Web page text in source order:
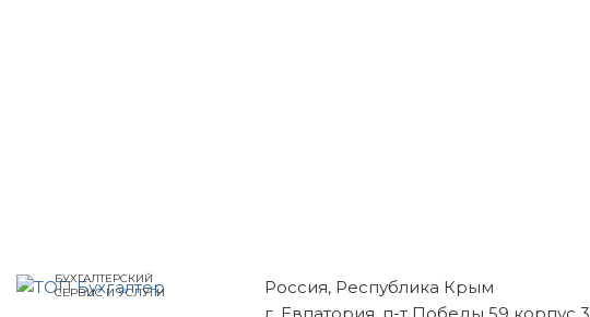
БУХГАЛТЕРСКИЙ
СЕРВИС И УСЛУГИ
Россия, Республика Крым
г. Евпатория, п-т Победы 59 корпус 3